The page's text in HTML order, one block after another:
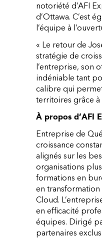
notoriété d’AFI
d’Ottawa. C’est
l’équipe à
« Le retour de
stratégie de
l’entreprise, son
indéniable tant
calibre qui
territoires grâce à
À propos d’AFI
Entreprise de
croissance
alignés sur les
organisations
formations en
en
Cloud.
en efficacité
équipes. Dirigé
partenaires